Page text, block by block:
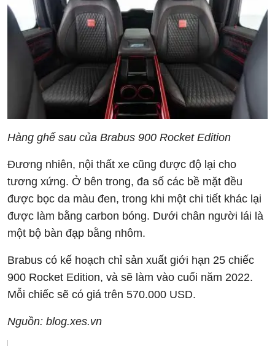
Hàng ghế sau của Brabus 900 Rocket Edition
Đương nhiên, nội thất xe cũng được độ lại cho
tương xứng. Ở bên trong, đa số các bề mặt đều
được bọc da màu đen, trong khi một chi tiết khác lại
được làm bằng carbon bóng. Dưới chân người lái là
một bộ bàn đạp bằng nhôm.
Brabus có kế hoạch chỉ sản xuất giới hạn 25 chiếc
900 Rocket Edition, và sẽ làm vào cuối năm 2022.
Mỗi chiếc sẽ có giá trên 570.000 USD.
Nguồn: blog.xes.vn